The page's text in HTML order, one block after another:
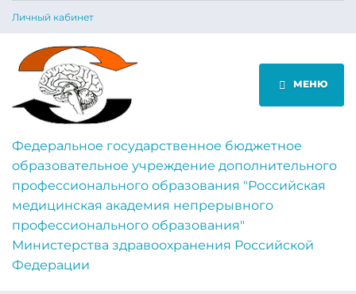
Личный кабинет
МЕНЮ
Федеральное государственное бюджетное
образовательное учреждение дополнительного
профессионального образования "Российская
медицинская академия непрерывного
профессионального образования"
Министерства здравоохранения Российской
Федерации